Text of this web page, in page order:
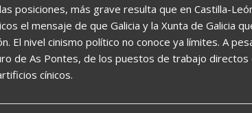
posiciones, más grave resulta que en Castilla-
el mensaje de que Galicia y la Xunta de Galicia
El nivel cinismo político no conoce ya límites. A
de As Pontes, de los puestos de trabajo directos
cínicos.